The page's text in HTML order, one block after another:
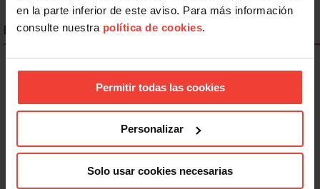
en la parte inferior de este aviso. Para más información
consulte nuestra política de cookies.
Permitir todas las cookies
Personalizar
Solo usar cookies necesarias
ENLACES DESTACADOS